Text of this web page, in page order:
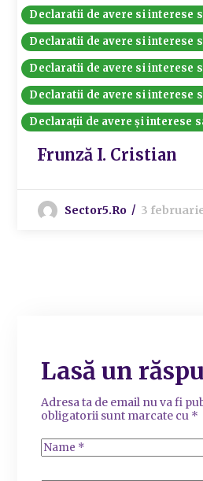
Declaratii de avere si interese
Declaratii de avere si interese
Declaratii de avere si interese
Declaratii de avere si interese
Declarații de avere și interese
Frunză I. Cristian
Sector5.ro 3
Lasă un
Adresa ta de email nu va fi
obligatorii sunt marcate cu *